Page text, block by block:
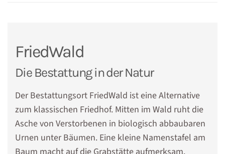
FriedWald
Die Bestattung in der Natur
Der Bestattungsort FriedWald ist eine Alternative
zum klassischen Friedhof. Mitten im Wald ruht die
Asche von Verstorbenen in biologisch abbaubaren
Urnen unter Bäumen. Eine kleine Namenstafel am